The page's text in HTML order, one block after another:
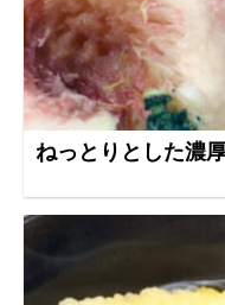
ねっとりとした濃